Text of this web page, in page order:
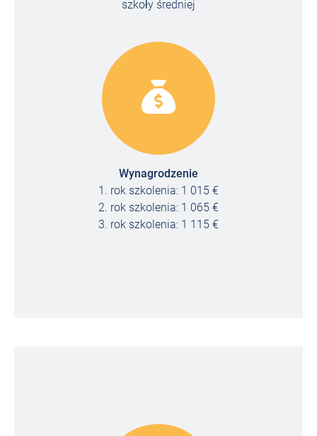
szkoły średniej
Wynagrodzenie
1. rok szkolenia: 1 015 €
2. rok szkolenia: 1 065 €
3. rok szkolenia: 1 115 €